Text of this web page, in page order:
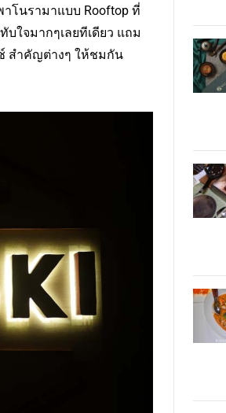
าโนรามาแบบ Rooftop ที่
ใจมากๆเลยทีเดียว แถม
ช์ สำคัญต่างๆ ให้ชมกัน